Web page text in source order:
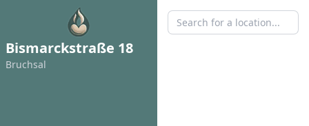
Bismarckstraße 18
Bruchsal